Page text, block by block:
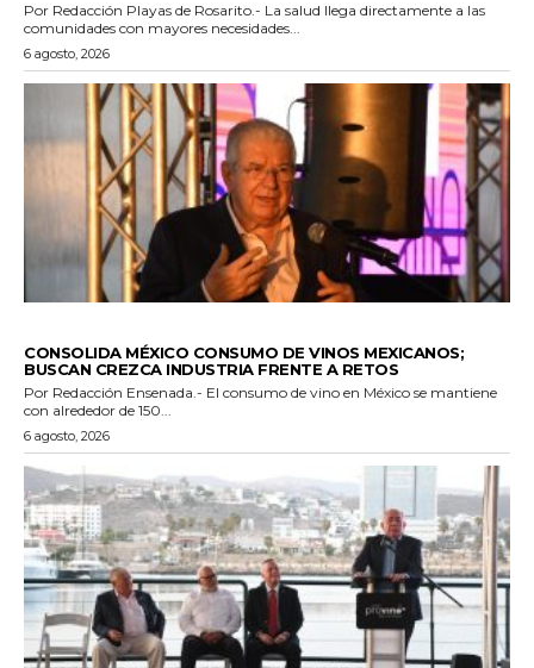
Por Redacción Playas de Rosarito.- La salud llega directamente a las
comunidades con mayores necesidades...
6 agosto, 2026
CONSOLIDA MÉXICO CONSUMO DE VINOS MEXICANOS;
BUSCAN CREZCA INDUSTRIA FRENTE A RETOS
Por Redacción Ensenada.- El consumo de vino en México se mantiene
con alrededor de 150...
6 agosto, 2026